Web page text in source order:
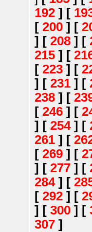
192 ] [
[ 200 ] [
] [ 208 ] [
215 ] [
[ 223 ] [
] [ 231 ] [
238 ] [
[ 246 ] [
] [ 254] [
261 ] [
[ 269 ] [
] [ 277 ] [
284] [
[ 292 ] [
] [ 300 ] [
307 ]